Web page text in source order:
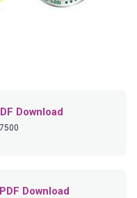
Download
Download